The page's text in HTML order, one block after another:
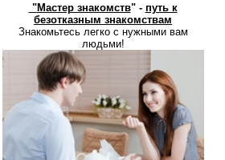
"Мастер знакомств" - путь к
безотказным знакомствам
Знакомьтесь легко с нужными вам
людьми!